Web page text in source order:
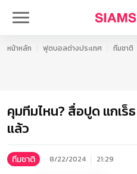
หน้าหลัก ฟุตบอลต่างประเทศ ทีมชาติ
คุมทีมไหน? สื่อปูด แกเร็ธ
แล้ว
ทีมชาติ 8/22/2024 21:29